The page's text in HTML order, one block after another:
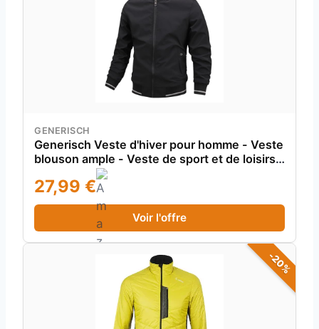
GENERISCH
Generisch Veste d'hiver pour homme - Veste
blouson ample - Veste de sport et de loisirs
pour homme, Noir , L
27,99 €
Voir l'offre
-20%